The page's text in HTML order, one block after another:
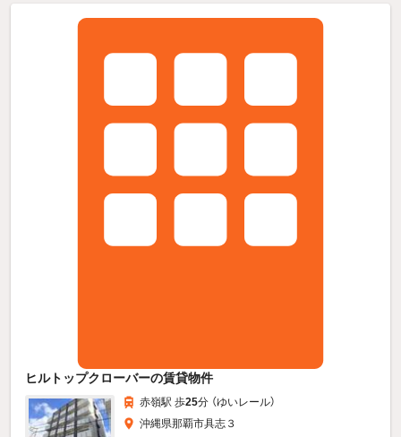
ヒルトップクローバーの賃貸物件
赤嶺駅 歩25分 （ゆいレール）
沖縄県那覇市具志３